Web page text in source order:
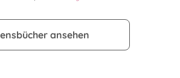
ansehen